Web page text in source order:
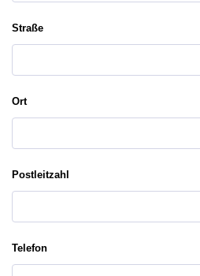
Straße
Ort
Postleitzahl
Telefon